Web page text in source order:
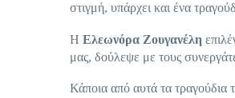
στιγμή, υπάρχει και ένα
Η Ελεωνόρα Ζουγανέλη
μας, δούλεψε με τους
Κάποια από αυτά τα τραγούδια